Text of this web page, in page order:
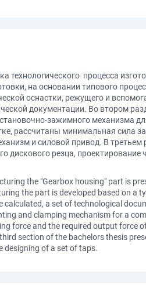
процесса
на основании типового
оснастки, режущего и
документации. Во втором
зажимного механизма
рассчитаны минимальная сила
и силовой привод. В третьем
дискового резца, проектирование
the "Gearbox housing" part is
the part is developed based on a
a set of technological
and clamping mechanism for a
force and the required output force
section of the bachelors thesis
designing of a set of taps.